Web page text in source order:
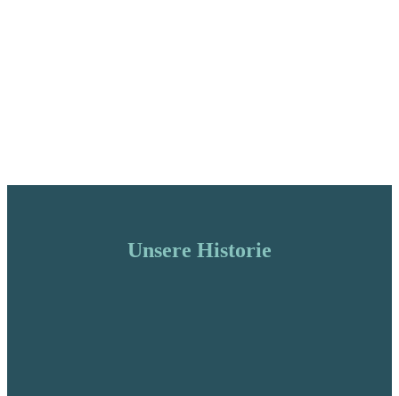
Unsere Historie